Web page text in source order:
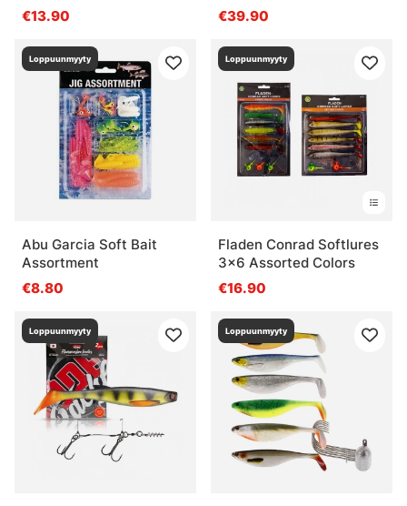
€13.90 €39.90
Loppuunmyyty
Abu Garcia Soft Bait
Assortment
€8.80
Loppuunmyyty
Fladen Conrad Softlures
3x6 Assorted Colors
€16.90
Loppuunmyyty Loppuunmyyty